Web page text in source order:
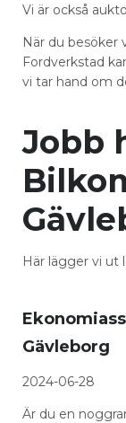
Vi är också
När du besöker
Fordverkstad
vi tar hand om
Jobb
Här lägger vi ut
Gävleborg
2024-06-28
Är du en